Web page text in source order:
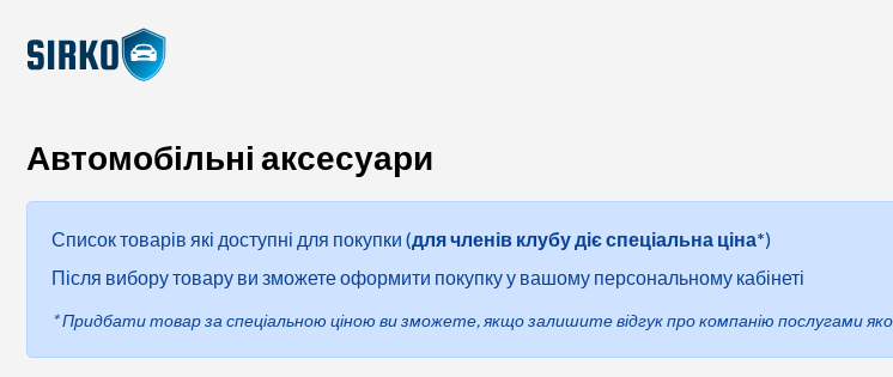
Автомобільні аксесуари
Список товарів які доступні для покупки (для членів клубу діє спеціальна ціна*)
Після вибору товару ви зможете оформити покупку у вашому персональному кабінеті
*Придбати товар за спеціальною ціною ви зможете, якщо залишите відгук про компанію послугами